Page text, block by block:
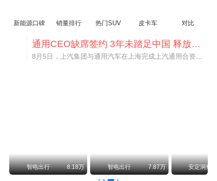
新能源口碑 销量排行 热门SUV 皮卡车 对比
通用CEO缺席签约 3年未踏足中国 释放反常信号
智电出行 8.18万 智电出行 7.87万 安定洞察